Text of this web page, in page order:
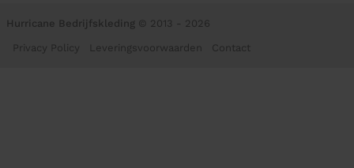
Hurricane Bedrijfskleding © 2013 - 2026
Privacy Policy Leveringsvoorwaarden Contact